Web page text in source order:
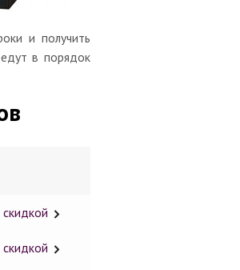
и получить
в порядок
скидкой
скидкой